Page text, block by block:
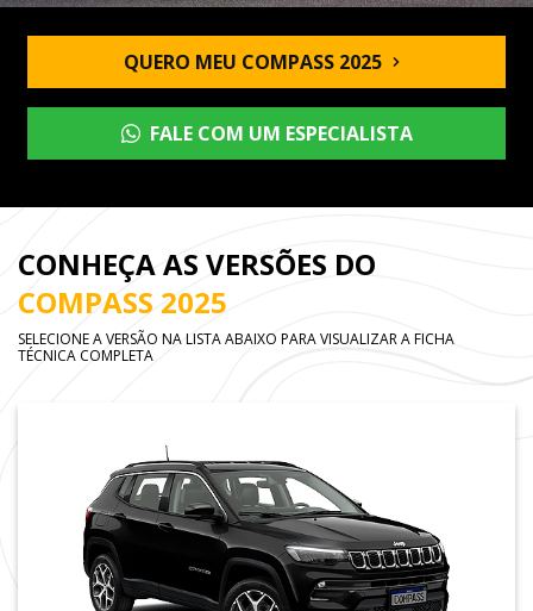
QUERO MEU COMPASS 2025
FALE COM UM ESPECIALISTA
CONHEÇA AS VERSÕES DO
COMPASS 2025
SELECIONE A VERSÃO NA LISTA ABAIXO PARA VISUALIZAR A FICHA
TÉCNICA COMPLETA